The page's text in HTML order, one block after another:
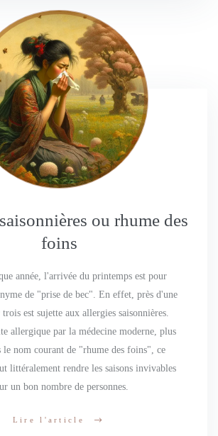
ou rhume des
foins
année, l'arrivée du printemps est pour
de "prise de bec". En effet, près d'une
trois est sujette aux allergies saisonnières.
allergique par la médecine moderne, plus
le nom courant de "rhume des foins", ce
littéralement rendre les saisons invivables
un bon nombre de personnes.
Lire l'article